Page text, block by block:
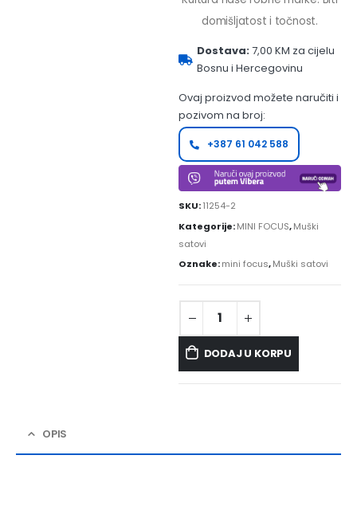
domišljatost i točnost.
Dostava:7,00 KM za cijelu
Bosnu i Hercegovinu
Ovaj proizvod možete naručiti i
pozivom na broj:
+387 61 042 588
SKU:11254-2
Kategorije:MINI FOCUS,Muški
satovi
Oznake:mini focus,Muški satovi
DODAJ U KORPU
OPIS